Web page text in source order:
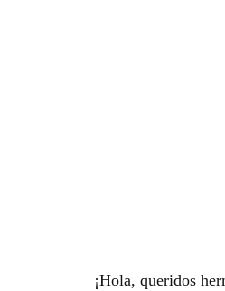
¡Hola, queridos